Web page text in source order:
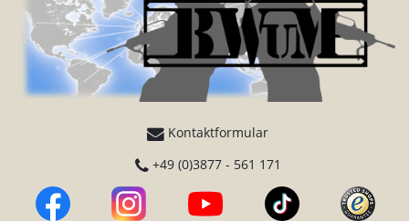
Kontaktformular
+49 (0)3877 - 561 171